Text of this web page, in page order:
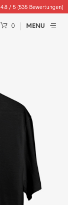
4.8 / 5 (535 Bewertungen)
0 MENU